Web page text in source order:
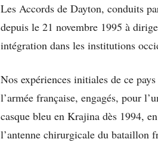
Les Accords de Dayton, conduits
depuis le 21 novembre 1995 à
intégration dans les institutions
Nos expériences initiales de ce
l’armée française, engagés, pour
casque bleu en Krajina dès 1994,
l’antenne chirurgicale du bataillon